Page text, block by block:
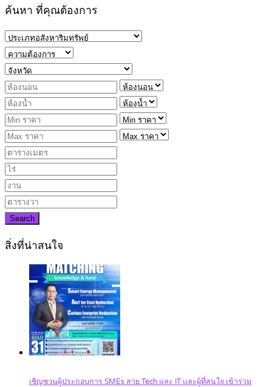
ค้นหา ที่คุณต้องการ
Search
สิ่งที่น่าสนใจ
เชิญชวนผู้ประกอบการ SMEs สาย Tech และ IT และผู้ที่สนใจ เข้าร่วม